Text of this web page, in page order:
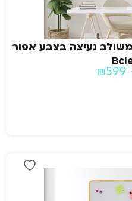
נעיצה בצבע אפור
₪599